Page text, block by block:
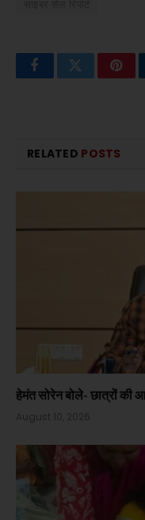
FacebookTwitter
RELATED POSTS
हेमंत सोरेन बोले- छात्रों की
August 10, 2026